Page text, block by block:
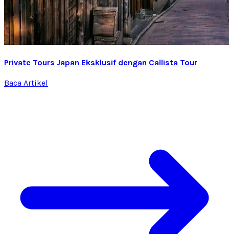
Private Tours Japan Eksklusif dengan Callista Tour
Baca Artikel